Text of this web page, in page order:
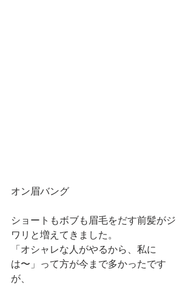
オン眉バング
ショートもボブも眉毛をだす前髪がジ
ワリと増えてきました。
「オシャレな人がやるから、私に
は〜」って方が今まで多かったです
が、